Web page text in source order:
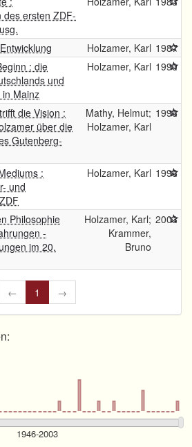
des ersten ZDF-
Holzamer, Karl 1987
: die
und
Mainz
Holzamer, Karl 1990
die Vision :
über die
Gutenberg-
Mathy, Helmut;
Holzamer, Karl
1996
:
und
Holzamer, Karl 1996
Philosophie
-
im 20.
Holzamer, Karl;
Krammer,
Bruno
2003
← 1 →